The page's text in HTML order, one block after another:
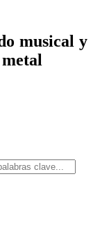
musical y